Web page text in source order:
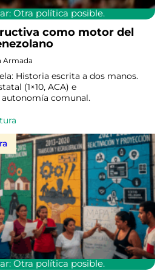
Otra política posible.
como motor del
Armada
Historia escrita a dos manos.
(1×10, ACA) e
comunal.
Otra política posible.